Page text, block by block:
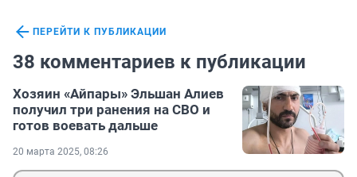
ПЕРЕЙТИ К ПУБЛИКАЦИИ
38 комментариев к публикации
Хозяин «Айпары» Эльшан Алиев
получил три ранения на СВО и
готов воевать дальше
20 марта 2025, 08:26